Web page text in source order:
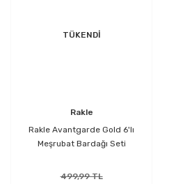
TÜKENDİ
Rakle
Rakle Avantgarde Gold 6'lı
Meşrubat Bardağı Seti
499,99 TL